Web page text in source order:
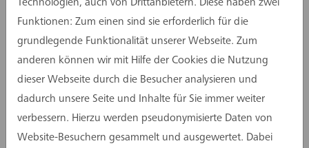
mehr den Anforderungen an modernen
Unterricht und Ganztagsbetreuung. Es fehlte an
Fachräumen und Gemeinschaftsflächen – eine
grundlegende bauliche Neuausrichtung war
notwendig.
Eine vorausgehende Machbarkeitsstudie
Technologien, auch von Drittanbietern. Diese haben zwei
Funktionen: Zum einen sind sie erforderlich für die
grundlegende Funktionalität unserer Webseite. Zum
anderen können wir mit Hilfe der Cookies die Nutzung
dieser Webseite durch die Besucher analysieren und
dadurch unsere Seite und Inhalte für Sie immer weiter
verbessern. Hierzu werden pseudonymisierte Daten von
Website-Besuchern gesammelt und ausgewertet. Dabei